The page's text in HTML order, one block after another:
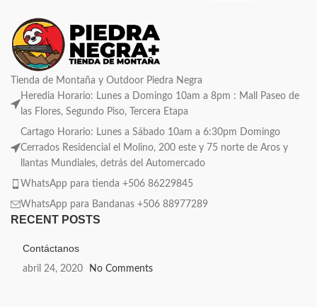
Tienda de Montaña y Outdoor Piedra Negra
Heredia Horario: Lunes a Domingo 10am a 8pm : Mall Paseo de
las Flores, Segundo Piso, Tercera Etapa
Cartago Horario: Lunes a Sábado 10am a 6:30pm Domingo
Cerrados Residencial el Molino, 200 este y 75 norte de Aros y
llantas Mundiales, detrás del Automercado
WhatsApp para tienda +506 86229845
WhatsApp para Bandanas +506 88977289
RECENT POSTS
Contáctanos
abril 24, 2020 No Comments